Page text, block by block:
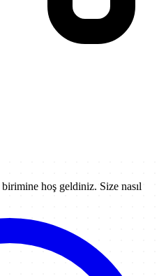
birimine hoş geldiniz. Size nasıl